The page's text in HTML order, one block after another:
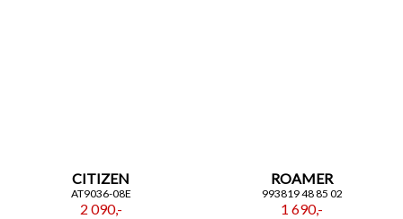
CITIZEN
AT9036-08E
2 090,-
ROAMER
993819 48 85 02
1 690,-